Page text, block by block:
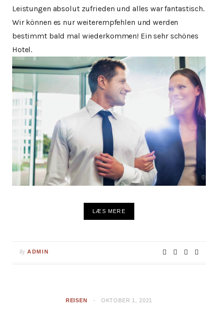
Leistungen absolut zufrieden und alles war fantastisch.
Wir können es nur weiterempfehlen und werden
bestimmt bald mal wiederkommen! Ein sehr schönes
Hotel.
LÆS MERE
By ADMIN
REISEN OKTOBER 1, 2021